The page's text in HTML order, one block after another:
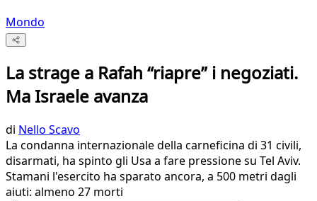
Mondo
La strage a Rafah “riapre” i negoziati.
Ma Israele avanza
di Nello Scavo
La condanna internazionale della carneficina di 31 civili,
disarmati, ha spinto gli Usa a fare pressione su Tel Aviv.
Stamani l'esercito ha sparato ancora, a 500 metri dagli
aiuti: almeno 27 morti